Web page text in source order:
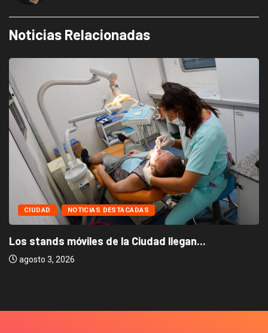
Noticias Relacionadas
CIUDAD NOTICIAS DESTACADAS
Los stands móviles de la Ciudad llegan...
agosto 3, 2026